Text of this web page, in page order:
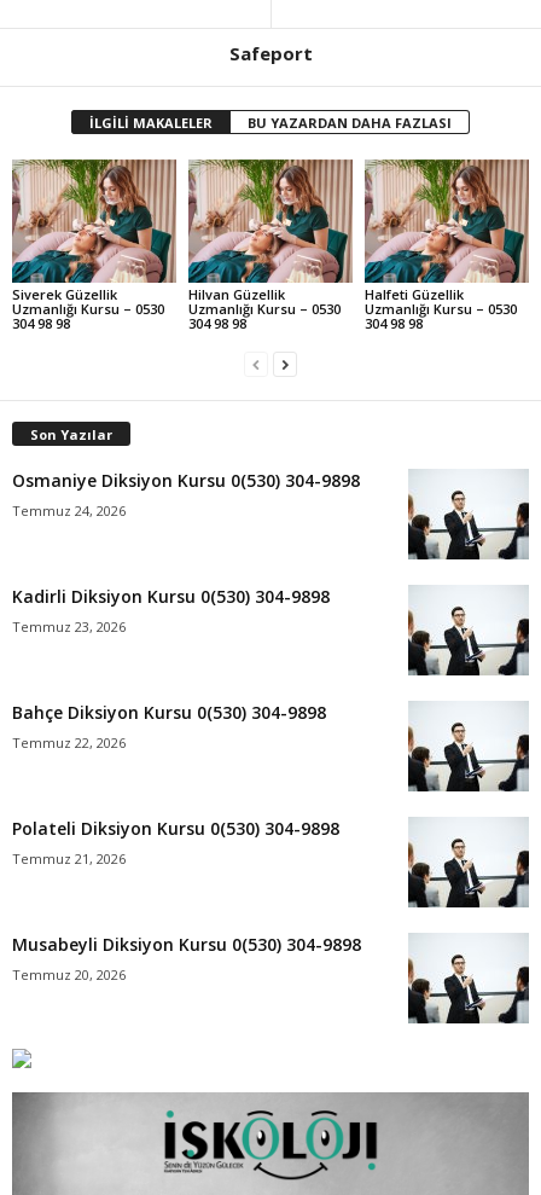
Safeport
İLGİLİ MAKALELER BU YAZARDAN DAHA FAZLASI
Siverek Güzellik
Uzmanlığı Kursu – 0530
304 98 98
Hilvan Güzellik
Uzmanlığı Kursu – 0530
304 98 98
Halfeti Güzellik
Uzmanlığı Kursu – 0530
304 98 98
Son Yazılar
Osmaniye Diksiyon Kursu 0(530) 304-9898
Temmuz 24, 2026
Kadirli Diksiyon Kursu 0(530) 304-9898
Temmuz 23, 2026
Bahçe Diksiyon Kursu 0(530) 304-9898
Temmuz 22, 2026
Polateli Diksiyon Kursu 0(530) 304-9898
Temmuz 21, 2026
Musabeyli Diksiyon Kursu 0(530) 304-9898
Temmuz 20, 2026